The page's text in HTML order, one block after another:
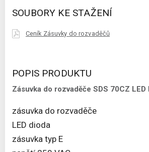
SOUBORY KE STAŽENÍ
Ceník Zásuvky do rozvaděčů
POPIS PRODUKTU
Zásuvka do rozvaděče SDS 70CZ LED
zásuvka do rozvaděče
LED dioda
zásuvka typ E